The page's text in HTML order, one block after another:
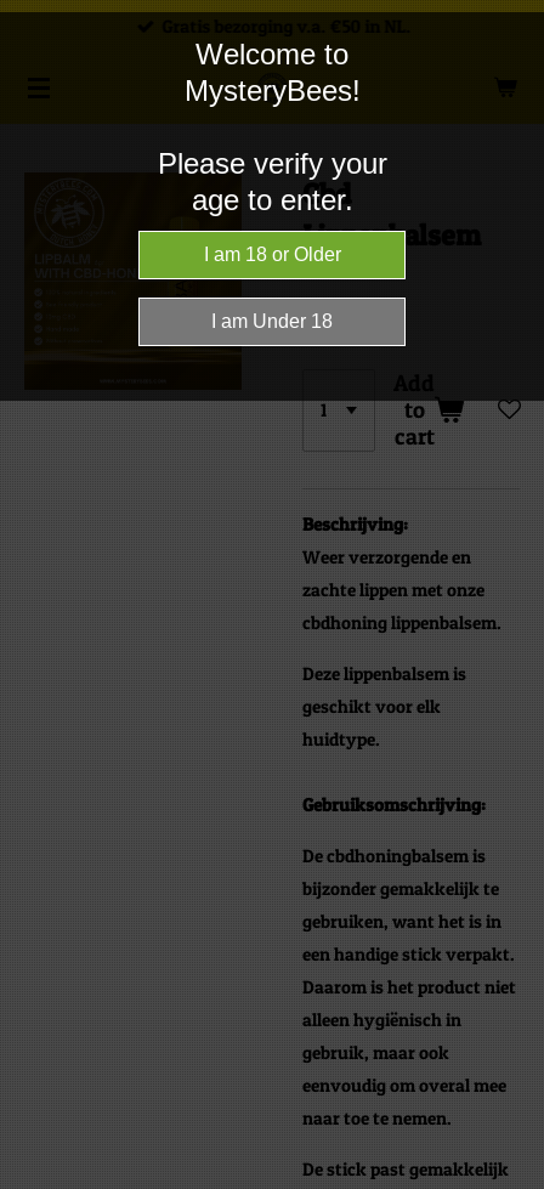
Cbd
Lippenbalsem
€4.99
to
cart
Beschrijving:
Weer verzorgende en
zachte lippen met onze
cbdhoning lippenbalsem.
Deze lippenbalsem is
geschikt voor elk
huidtype.
Gebruiksomschrijving:
De cbdhoningbalsem is
bijzonder gemakkelijk te
gebruiken, want het is in
een handige stick verpakt.
Daarom is het product niet
alleen hygiënisch in
gebruik, maar ook
eenvoudig om overal mee
naar toe te nemen.
De stick past gemakkelijk
Welcome to
MysteryBees!
Please verify your
age to enter.